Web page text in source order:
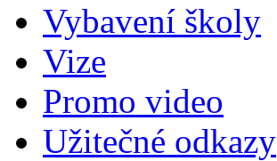
Vybavení školy
Vize
Promo video
Užitečné odkazy